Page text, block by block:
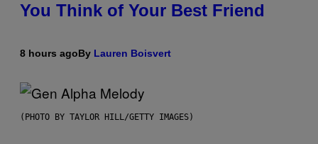
You Think of Your Best Friend
8 hours agoBy Lauren Boisvert
(PHOTO BY TAYLOR HILL/GETTY IMAGES)